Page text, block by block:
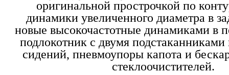
оригинальной прострочкой по
динамики увеличенного диаметра в
новые высокочастотные динамиками в
подлокотник с двумя подстаканниками
сидений, пневмоупоры капота и
стеклоочистителей.